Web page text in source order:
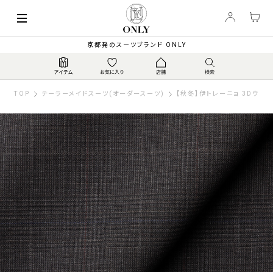
京都発のスーツブランド ONLY
TOP テーラーメイドスーツ(オーダースーツ) 【秋冬】伊トレーニョ 3Dウー